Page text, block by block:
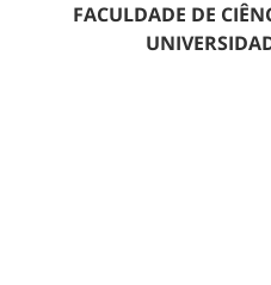
FACULDADE DE